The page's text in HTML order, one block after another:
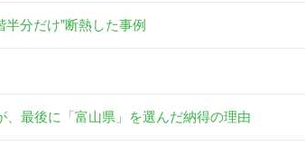
半分だけ”断熱した事例
、最後に「富山県」を選んだ納得の理由